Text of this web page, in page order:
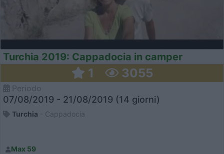
Turchia 2019: Cappadocia in camper
1 3055
07/08/2019 - 21/08/2019 (14 giorni)
Turchia - Cappadocia
Max 59